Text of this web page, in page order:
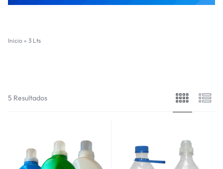
Inicio » 3 Lts
5 Resultados